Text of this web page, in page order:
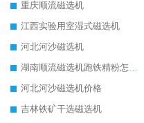
重庆顺流磁选机
江西实验用室湿式磁选机
河北河沙磁选机
湖南顺流磁选机跑铁精粉怎么处理
河北河沙磁选机价格
吉林铁矿干选磁选机